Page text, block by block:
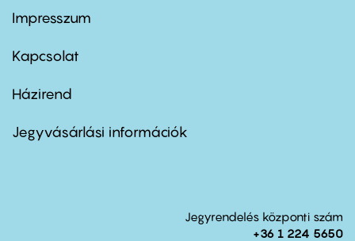
Footer
first
Impresszum
Kapcsolat
Footer
second
Házirend
Jegyvásárlási információk
Jegyrendelés központi szám
+36 1 224 5650